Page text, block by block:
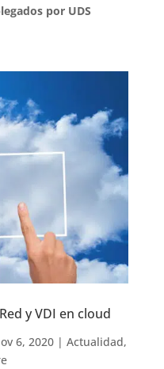
por UDS
y VDI en cloud
6, 2020| Actualidad,